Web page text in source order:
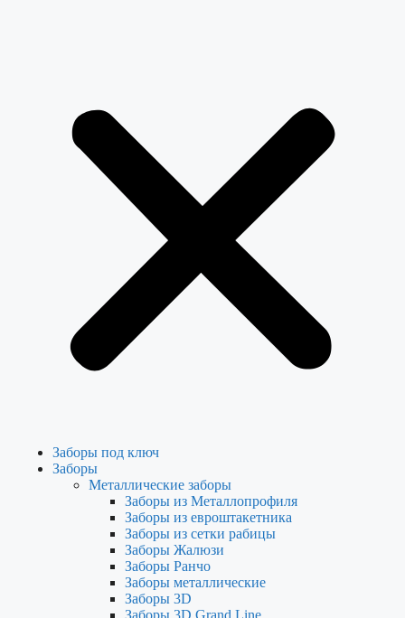
Заборы под ключ
Заборы
Металлические заборы
Заборы из Металлопрофиля
Заборы из евроштакетника
Заборы из сетки рабицы
Заборы Жалюзи
Заборы Ранчо
Заборы металлические
Заборы 3D
Заборы 3D Grand Line